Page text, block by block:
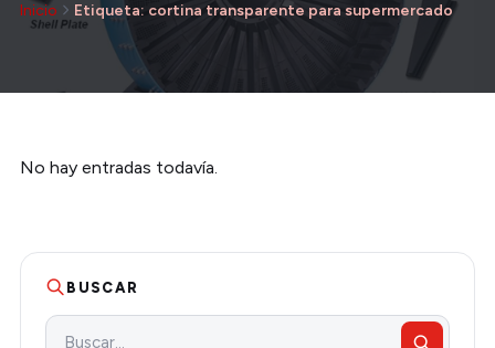
Inicio Etiqueta: cortina transparente para supermercado
No hay entradas todavía.
BUSCAR